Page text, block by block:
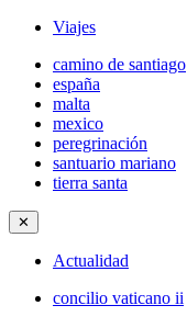
Viajes
camino de santiago
españa
malta
mexico
peregrinación
santuario mariano
tierra santa
✕
Actualidad
concilio vaticano ii